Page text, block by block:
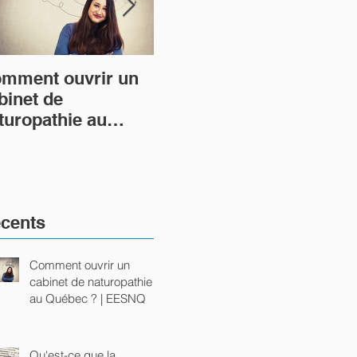
ouvrir un
de
au
Comment ouvrir un
cabinet de naturopathie
au Québec ? | EESNQ